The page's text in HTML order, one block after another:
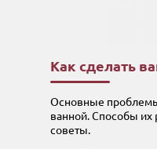
Как сделать
Основные
ванной. Способы
советы.